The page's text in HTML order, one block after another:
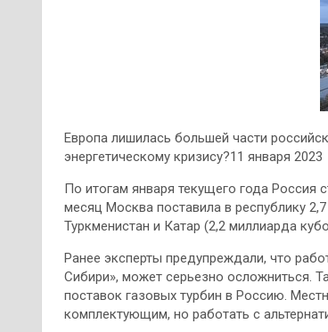
Европа лишилась большей части
энергетическому кризису?11 января 2023
По итогам января текущего года Россия
месяц Москва поставила в республику
Туркменистан и Катар (2,2 миллиарда
Ранее эксперты предупреждали, что
Сибири», может серьезно осложниться.
поставок газовых турбин в Россию.
комплектующим, но работать с